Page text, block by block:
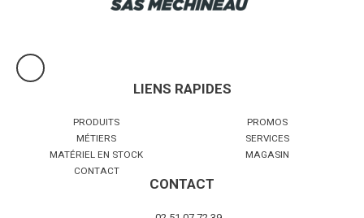
LIENS RAPIDES
PRODUITS
PROMOS
MÉTIERS
SERVICES
MATÉRIEL EN STOCK
MAGASIN
CONTACT
CONTACT